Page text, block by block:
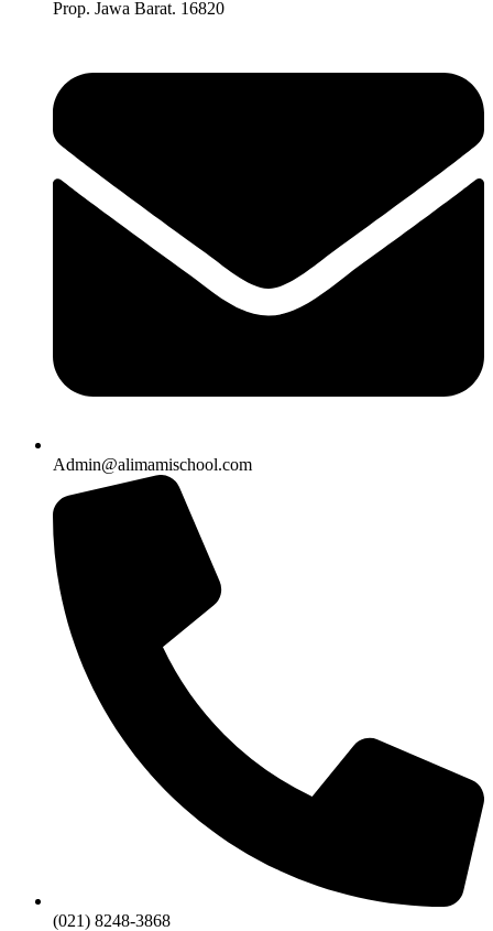
Prop. Jawa Barat. 16820
Admin@alimamischool.com
(021) 8248-3868